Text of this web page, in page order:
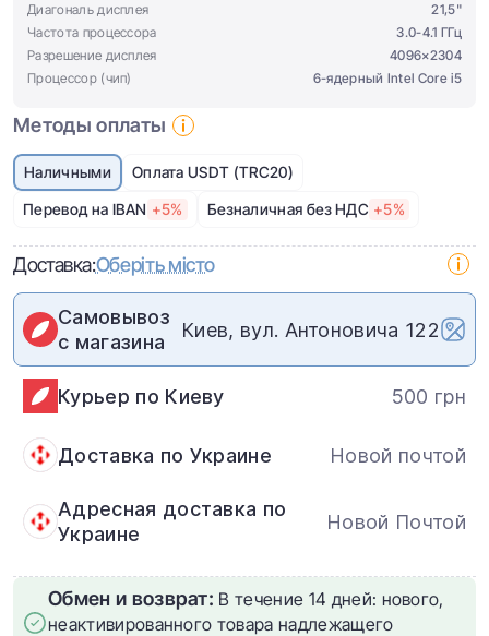
Диагональ дисплея
21,5"
Частота процессора
3.0-4.1 ГГц
Разрешение дисплея
4096×2304
Процессор (чип)
6-ядерный Intel Core i5
Методы оплаты
Наличными
Оплата USDT (TRC20)
Перевод на IBAN +5% Безналичная без НДС +5%
Доставка:Оберіть місто
Самовывоз
с магазина
Киев, вул. Антоновича 122
Курьер по Киеву 500 грн
Доставка по Украине Новой почтой
Адресная доставка по
Украине
Новой Почтой
Обмен и возврат: В течение 14 дней: нового,
неактивированного товара надлежащего